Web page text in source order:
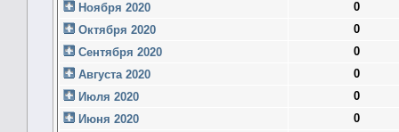
Ноября 2020
0
Октября 2020
0
Сентября 2020
0
Августа 2020
0
Июля 2020
0
Июня 2020
0